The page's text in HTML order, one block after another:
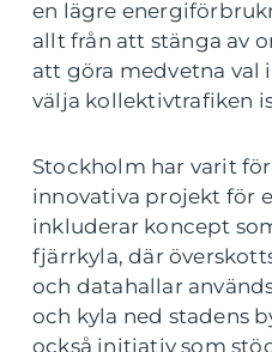
en lägre
allt från att stänga av
att göra medvetna val
välja kollektivtrafiken
Stockholm har varit
innovativa projekt för
inkluderar koncept
fjärrkyla, där
och datahallar
och kyla ned stadens
också initiativ som